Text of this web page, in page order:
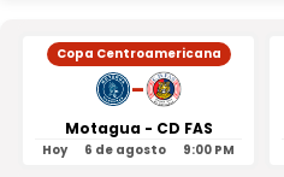
Copa Centroamericana
-
Motagua - CD FAS
Hoy 6 de agosto 9:00 PM